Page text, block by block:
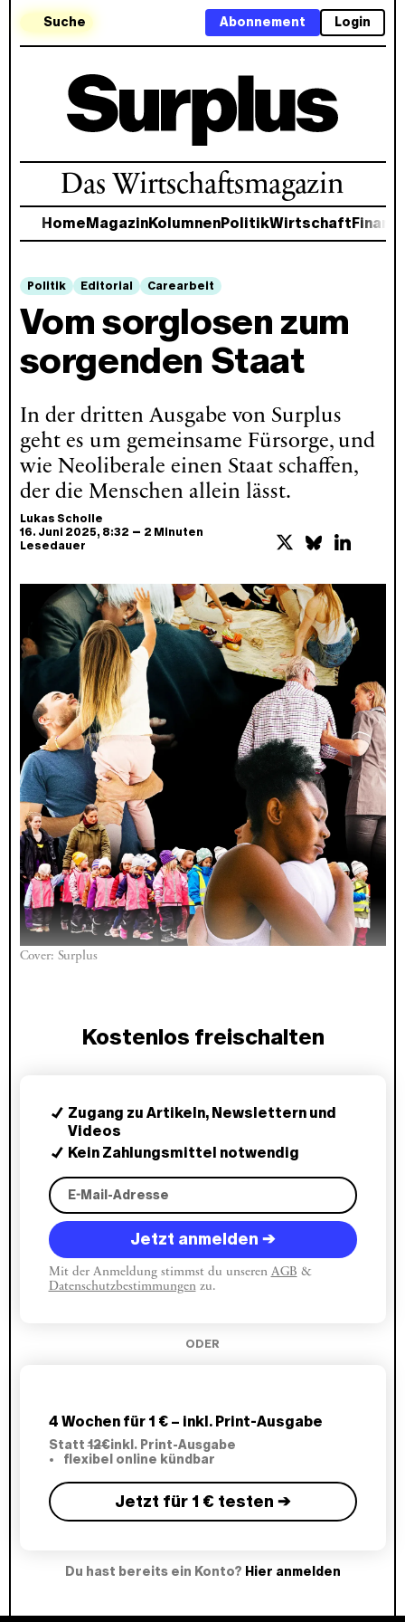
Suche Login
Abonnement
Das Wirtschaftsmagazin
Home MagazinKolumnenPolitikWirtschaft
Politik Editorial Carearbeit
Vom sorglosen zum
sorgenden Staat
In der dritten Ausgabe von Surplus
geht es um gemeinsame Fürsorge, und
wie Neoliberale einen Staat schaffen,
der die Menschen allein lässt.
Lukas Scholle
16. Juni 2025, 8:32 – 2 Minuten
Lesedauer
Cover: Surplus
Kostenlos freischalten
Zugang zu Artikeln, Newslettern und
Videos
Kein Zahlungsmittel notwendig
Jetzt anmelden →
Mit der Anmeldung stimmst du unseren AGB &
Datenschutzbestimmungenzu.
ODER
4 Wochen für 1 € – inkl. Print-Ausgabe
Statt12€inkl. Print-Ausgabe
flexibel online kündbar
Jetzt für 1 € testen →
Du hast bereits ein Konto? Hier anmelden